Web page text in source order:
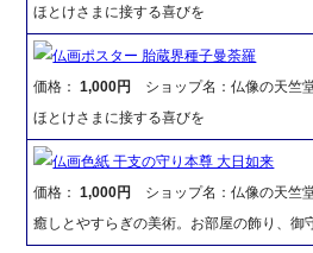
ほとけさまに接する喜びを
仏画ポスター 胎蔵界種子曼荼羅
価格：1,000円
ショップ名：仏像の天
ほとけさまに接する喜びを
仏画色紙 干支の守り本尊 大日如来
価格：1,000円
ショップ名：仏像の天
癒しとやすらぎの美術。お部屋の飾り、御